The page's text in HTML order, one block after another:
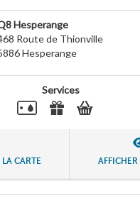
Hesperange
Route de Thionville
Hesperange
Services
CARTE